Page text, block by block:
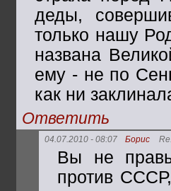
деды,
только нашу
названа
ему - не по
как ни
Ответить
04.07.2010 - 08:07 Борис
Вы не
против